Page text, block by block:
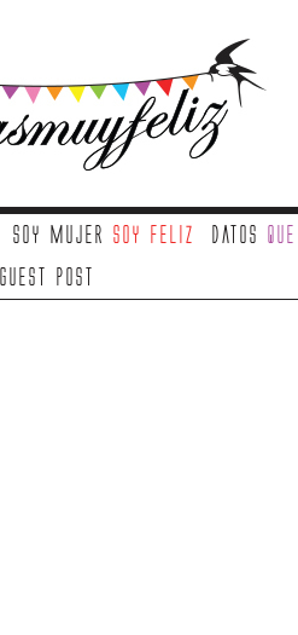
Soy mujer soy feliz Datos
Guest Post